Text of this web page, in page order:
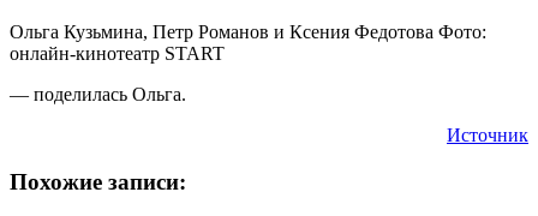
Ольга Кузьмина, Петр Романов и Ксения Федотова Фото:
онлайн-кинотеатр START
— поделилась Ольга.
Источник
Похожие записи: